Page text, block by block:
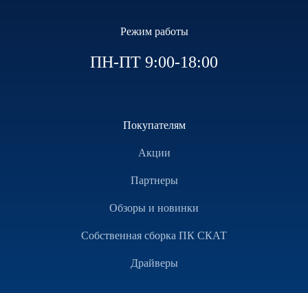
Режим работы
ПН-ПТ 9:00-18:00
Покупателям
Акции
Партнеры
Обзоры и новинки
Собственная сборка ПК СКАТ
Драйверы